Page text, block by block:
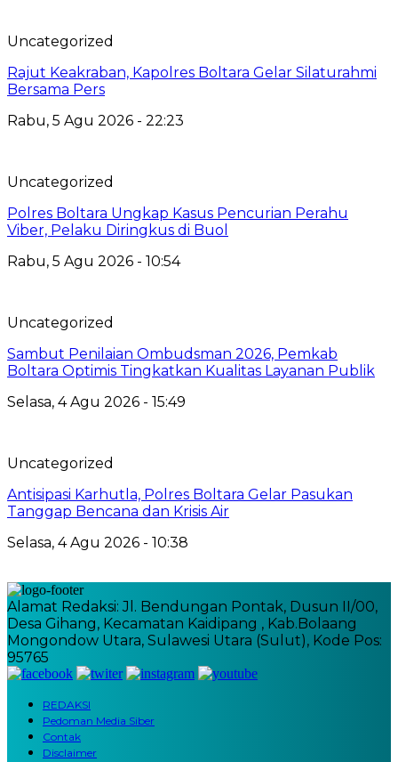
Uncategorized
Rajut Keakraban, Kapolres Boltara Gelar Silaturahmi
Bersama Pers
Rabu, 5 Agu 2026 - 22:23
Uncategorized
Polres Boltara Ungkap Kasus Pencurian Perahu
Viber, Pelaku Diringkus di Buol
Rabu, 5 Agu 2026 - 10:54
Uncategorized
Sambut Penilaian Ombudsman 2026, Pemkab
Boltara Optimis Tingkatkan Kualitas Layanan Publik
Selasa, 4 Agu 2026 - 15:49
Uncategorized
Antisipasi Karhutla, Polres Boltara Gelar Pasukan
Tanggap Bencana dan Krisis Air
Selasa, 4 Agu 2026 - 10:38
Alamat Redaksi: Jl. Bendungan Pontak, Dusun II/00,
Desa Gihang, Kecamatan Kaidipang , Kab.Bolaang
Mongondow Utara, Sulawesi Utara (Sulut), Kode Pos:
95765
REDAKSI
Pedoman Media Siber
Contak
Disclaimer